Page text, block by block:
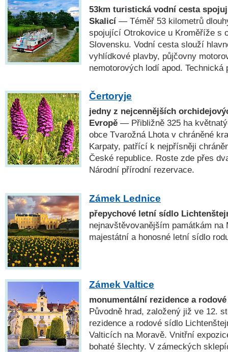
53km turistická vodní cesta
Skalicí — Téměř 53 kilometrů
spojující Otrokovice u Kroměříže s
Slovensku. Vodní cesta slouží
vyhlídkové plavby, půjčovny
nemotorových lodí apod. Technická
Čertoryje
jedny z nejcennějších
Evropě — Přibližně 325 ha
obce Tvarožná Lhota v chráněné
Karpaty, patřící k nejpřísněji
České republice. Roste zde přes
Národní přírodní rezervace.
Zámek Lednice
přepychové letní sídlo
nejnavštěvovanějším památkám na
majestátní a honosné letní sídlo
Zámek Valtice
monumentální rezidence a
Původně hrad, založený již ve 12.
rezidence a rodové sídlo
Valticích na Moravě. Vnitřní
bohaté šlechty. V zámeckých